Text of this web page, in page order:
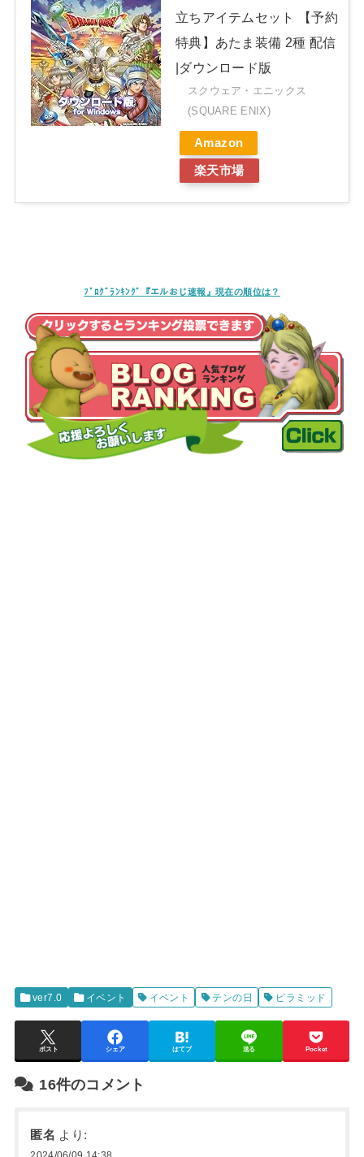
立ちアイテムセット 【予約
特典】あたま装備 2種 配信
|ダウンロード版
スクウェア・エニックス
(SQUARE ENIX)
Amazon
楽天市場
ﾌﾞﾛｸﾞﾗﾝｷﾝｸﾞ『エルおじ速報』現在の順位は？
ver7.0 イベント イベント テンの日 ピラミッド
ポスト シェア はてブ 送る Pocket
16件のコメント
匿名 より: